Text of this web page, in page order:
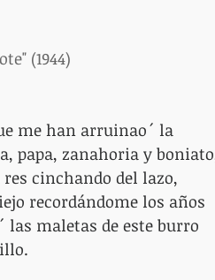
(1944)
me han arruinao´ la
papa, zanahoria y
cinchando del lazo,
recordándome los años
las maletas de este burro